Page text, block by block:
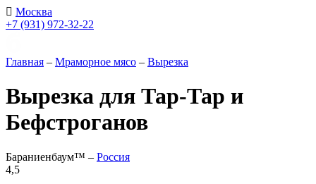
Москва
+7 (931) 972-32-22
Главная – Мраморное мясо – Вырезка
Вырезка для Тар-Тар и
Бефстроганов
Бараниенбаум™ – Россия
4,5